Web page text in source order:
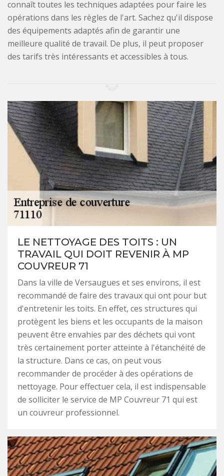
connaît toutes les techniques adaptées pour faire les
opérations dans les règles de l'art. Sachez qu'il dispose
des équipements adaptés afin de garantir une
meilleure qualité de travail. De plus, il peut proposer
des tarifs très intéressants et accessibles à tous.
LE NETTOYAGE DES TOITS : UN
TRAVAIL QUI DOIT REVENIR À MP
COUVREUR 71
Dans la ville de Versaugues et ses environs, il est
recommandé de faire des travaux qui ont pour but
d'entretenir les toits. En effet, ces structures qui
protègent les biens et les occupants de la maison
peuvent être envahies par des déchets qui vont
très certainement porter atteinte à l'étanchéité de
la structure. Dans ce cas, on peut vous
recommander de procéder à des opérations de
nettoyage. Pour effectuer cela, il est indispensable
de solliciter le service de MP Couvreur 71 qui est
un couvreur professionnel.